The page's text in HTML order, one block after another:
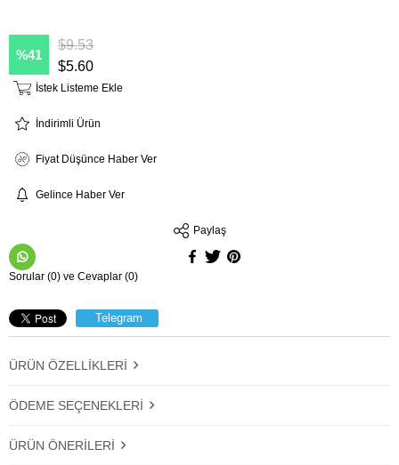
41
$9.53
$5.60
İstek Listeme Ekle
İndirimli Ürün
Fiyat Düşünce Haber Ver
Gelince Haber Ver
Paylaş
Sorular (0) ve Cevaplar (0)
Telegram
ÜRÜN ÖZELLIKLERI
ÖDEME SEÇENEKLERI
ÜRÜN ÖNERILERI